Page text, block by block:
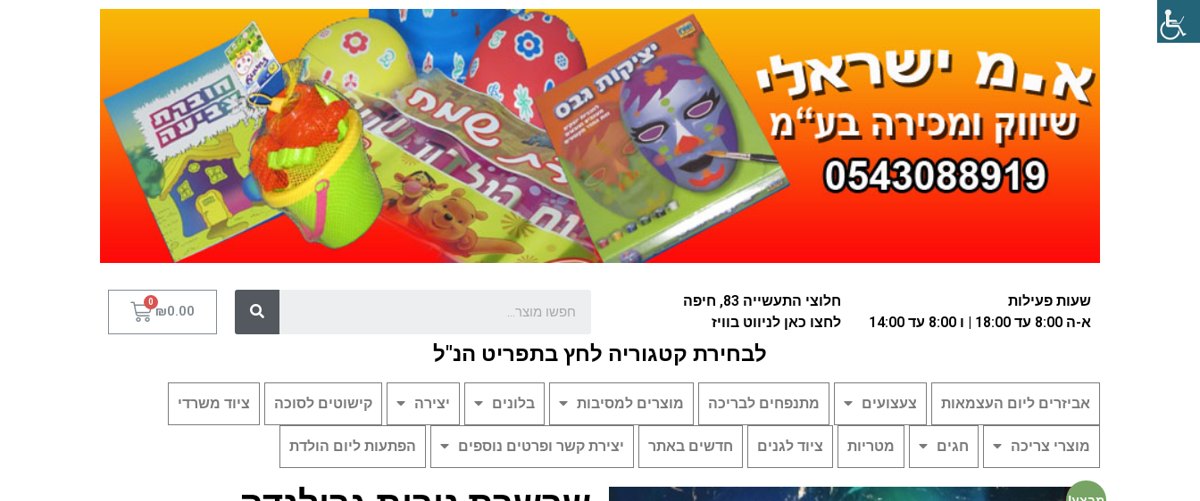
שעות פעילות
א-ה 8:00 עד 18:00 | ו 8:00 עד 14:00
חלוצי התעשייה 83, חיפה
לחצו כאן לניווט בוויז
₪0.00
לבחירת קטגוריה לחץ בתפריט הנ"ל
אביזרים ליום העצמאות צעצועים מתנפחים לבריכה מוצרים למסיבות בלונים יצירה קישוטים לסוכה ציוד משרדי
מוצרי צריכה חגים מטריות ציוד לגנים חדשים באתר יצירת קשר ופרטים נוספים הפתעות ליום הולדת